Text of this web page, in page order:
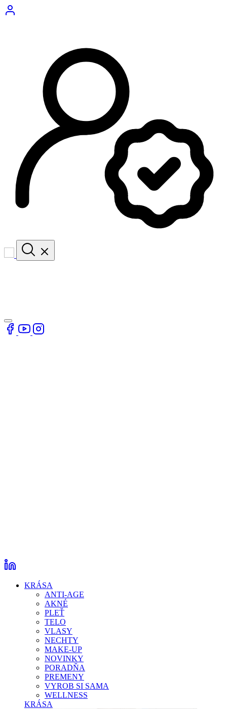
KRÁSA
ANTI-AGE
AKNÉ
PLEŤ
TELO
VLASY
NECHTY
MAKE-UP
NOVINKY
PORADŇA
PREMENY
VYROB SI SAMA
WELLNESS
KRÁSA